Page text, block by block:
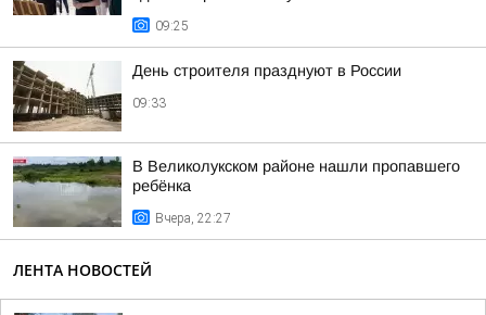
09:25
День строителя празднуют в России
09:33
В Великолукском районе нашли пропавшего
ребёнка
Вчера, 22:27
ЛЕНТА НОВОСТЕЙ